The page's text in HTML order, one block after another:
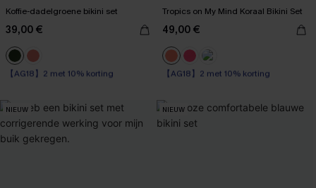
Koffie-dadelgroene bikini set
39,00 €
【AG18】2 met 10% korting
Op voorraad
Tropics on My Mind Koraal Bikini Set
49,00 €
【AG18】2 met 10% korting
High Waist
NIEUW NIEUW